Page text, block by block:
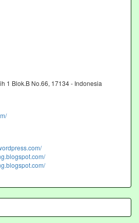
1 Blok.B No.66, 17134 - Indonesia